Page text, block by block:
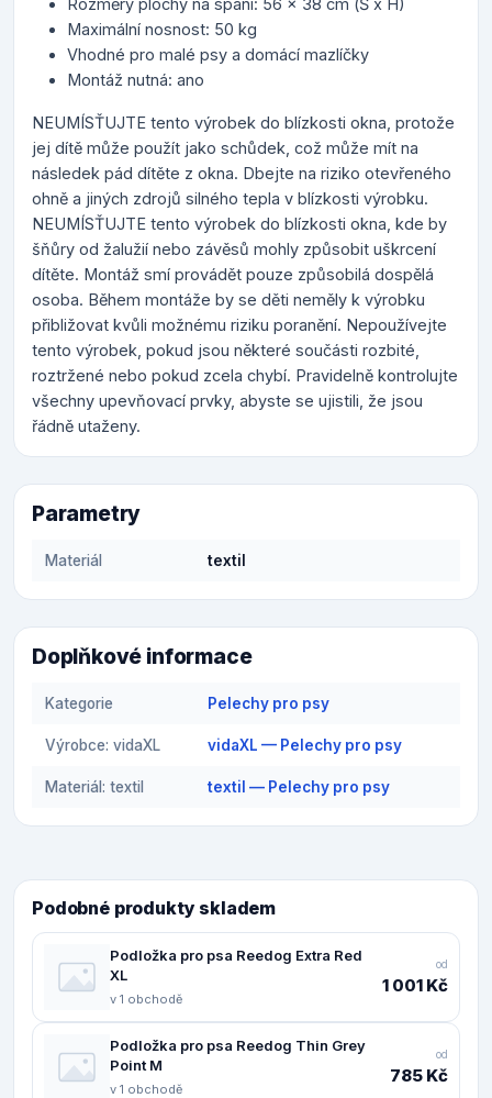
Rozměry plochy na spaní: 56 x 38 cm (Š x H)
Maximální nosnost: 50 kg
Vhodné pro malé psy a domácí mazlíčky
Montáž nutná: ano
NEUMÍSŤUJTE tento výrobek do blízkosti okna, protože
jej dítě může použít jako schůdek, což může mít na
následek pád dítěte z okna. Dbejte na riziko otevřeného
ohně a jiných zdrojů silného tepla v blízkosti výrobku.
NEUMÍSŤUJTE tento výrobek do blízkosti okna, kde by
šňůry od žalužií nebo závěsů mohly způsobit uškrcení
dítěte. Montáž smí provádět pouze způsobilá dospělá
osoba. Během montáže by se děti neměly k výrobku
přibližovat kvůli možnému riziku poranění. Nepoužívejte
tento výrobek, pokud jsou některé součásti rozbité,
roztržené nebo pokud zcela chybí. Pravidelně kontrolujte
všechny upevňovací prvky, abyste se ujistili, že jsou
řádně utaženy.
Parametry
Materiál textil
Doplňkové informace
Kategorie Pelechy pro psy
Výrobce: vidaXL vidaXL — Pelechy pro psy
Materiál: textil textil — Pelechy pro psy
Podobné produkty skladem
Podložka pro psa Reedog Extra Red
XL
v 1 obchodě
od
1 001 Kč
Podložka pro psa Reedog Thin Grey
Point M
v 1 obchodě
od
785 Kč